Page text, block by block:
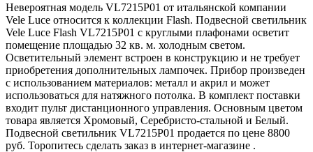
Невероятная модель VL7215P01 от итальянской компании
Vele Luce относится к коллекции Flash. Подвесной светильник
Vele Luce Flash VL7215P01 с круглыми плафонами осветит
помещение площадью 32 кв. м. холодным светом.
Осветительный элемент встроен в конструкцию и не требует
приобретения дополнительных лампочек. Прибор произведен
с использованием материалов: металл и акрил и может
использоваться для натяжного потолка. В комплект поставки
входит пульт дистанционного управления. Основным цветом
товара является Хромовый, Серебристо-стальной и Белый.
Подвесной светильник VL7215P01 продается по цене 8800
руб. Торопитесь сделать заказ в интернет-магазине .